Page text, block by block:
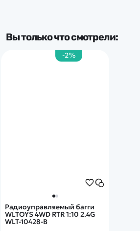
RTR
Доп.характеристики:
Вы только что смотрели:
-2%
Радиоуправляемый багги
WLTOYS 4WD RTR 1:10 2.4G
WLT-10428-B